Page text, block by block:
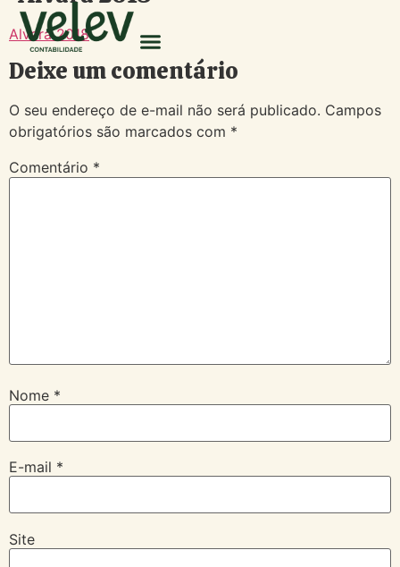
Alvará 2018
Deixe um comentário
O seu endereço de e-mail não será publicado. Campos
obrigatórios são marcados com *
Comentário *
Nome *
E-mail *
Site